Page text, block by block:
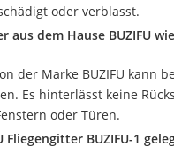
oder verblasst.
aus dem Hause BUZIFU
der Marke BUZIFU kann
Es hinterlässt keine
oder Türen.
Fliegengitter BUZIFU-1